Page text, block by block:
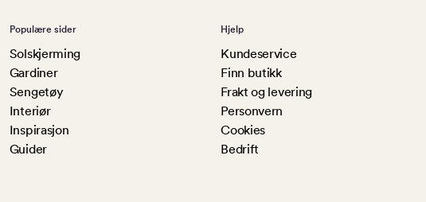
Populære sider
Solskjerming
Gardiner
Sengetøy
Interiør
Inspirasjon
Guider
Hjelp
Kundeservice
Finn butikk
Frakt og levering
Personvern
Cookies
Bedrift